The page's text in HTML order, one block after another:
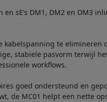
sE’s DM1, DM2 en DM3
kabelspanning te elimineren
stabiele pasvorm terwijl
workflows.
goed ondersteund en
de MC01 helpt een nette